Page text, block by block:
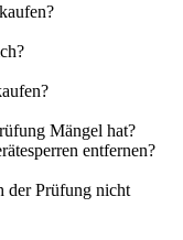
Mängel hat?
entfernen?
der Prüfung nicht